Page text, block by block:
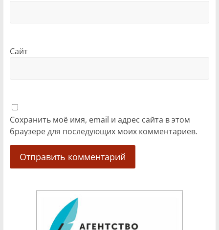
Сайт
Сохранить моё имя, email и адрес сайта в этом
браузере для последующих моих комментариев.